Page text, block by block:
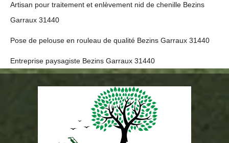
Artisan pour traitement et enlèvement nid de chenille Bezins
Garraux 31440
Pose de pelouse en rouleau de qualité Bezins Garraux 31440
Entreprise paysagiste Bezins Garraux 31440